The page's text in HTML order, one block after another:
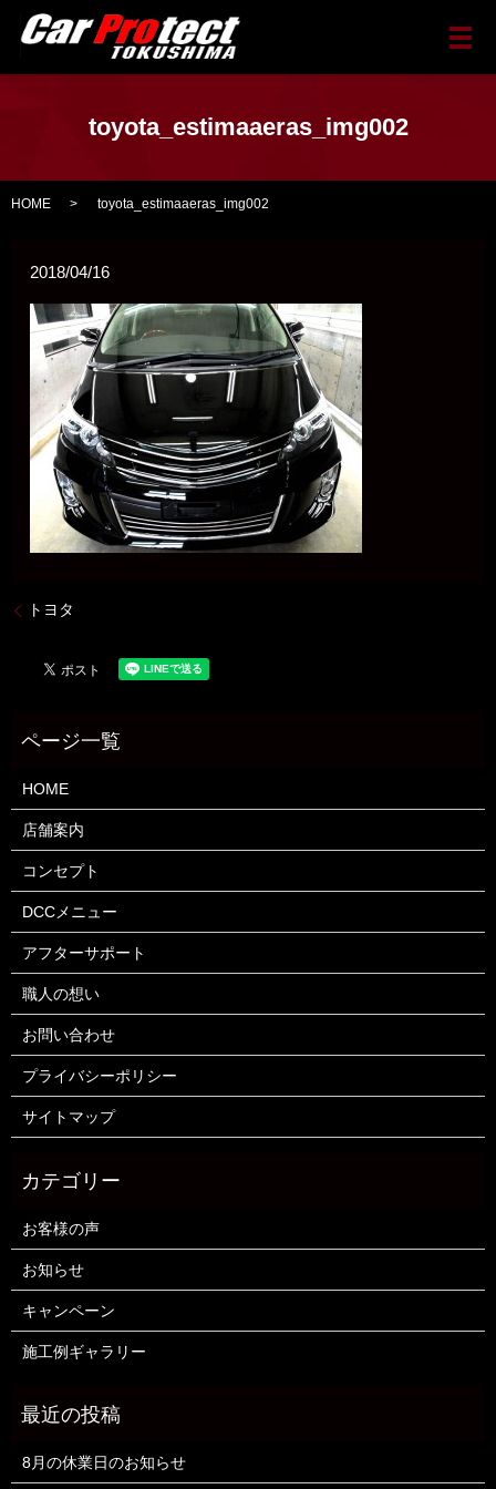
メ
toyota_estimaaeras_img002
HOME toyota_estimaaeras_img002
2018/04/16
トヨタ
HOME
店舗案内
コンセプト
DCCメニュー
アフターサポート
職人の想い
お問い合わせ
プライバシーポリシー
サイトマップ
お客様の声
お知らせ
キャンペーン
施工例ギャラリー
8月の休業日のお知らせ